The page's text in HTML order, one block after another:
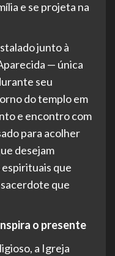
e se projeta na
junto à
— única
seu
do templo em
e encontro com
para acolher
desejam
espirituais que
sacerdote que
o presente
a Igreja